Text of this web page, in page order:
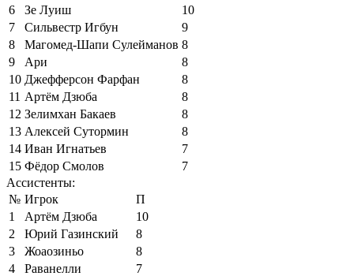
6
Зе Луиш
10
7
Сильвестр Игбун
9
8
Магомед-Шапи Сулейманов 8
9
Ари
8
10 Джефферсон Фарфан
8
11 Артём Дзюба
8
12 Зелимхан Бакаев
8
13 Алексей Сутормин
8
14 Иван Игнатьев
7
15 Фёдор Смолов
7
Ассистенты:
№ Игрок
П
1
Артём Дзюба
10
2
Юрий Газинский
8
3
Жоаозиньо
8
4
Раванелли
7